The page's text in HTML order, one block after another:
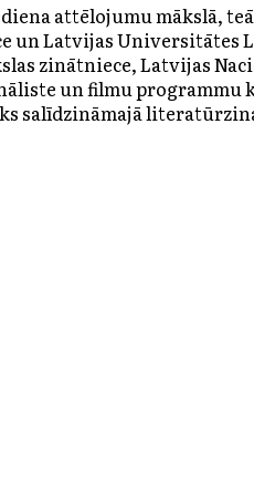
attēlojumu mākslā,
un Latvijas Universitātes
zinātniece, Latvijas
un filmu programmu
salīdzināmajā